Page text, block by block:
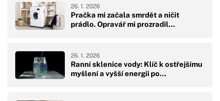
Pračka mi začala smrdět a ničit
prádlo. Opravář mi prozradil…
26. 1. 2026
Ranní sklenice vody: Klíč k ostřejšímu
myšlení a vyšší energii po…
26. 1. 2026